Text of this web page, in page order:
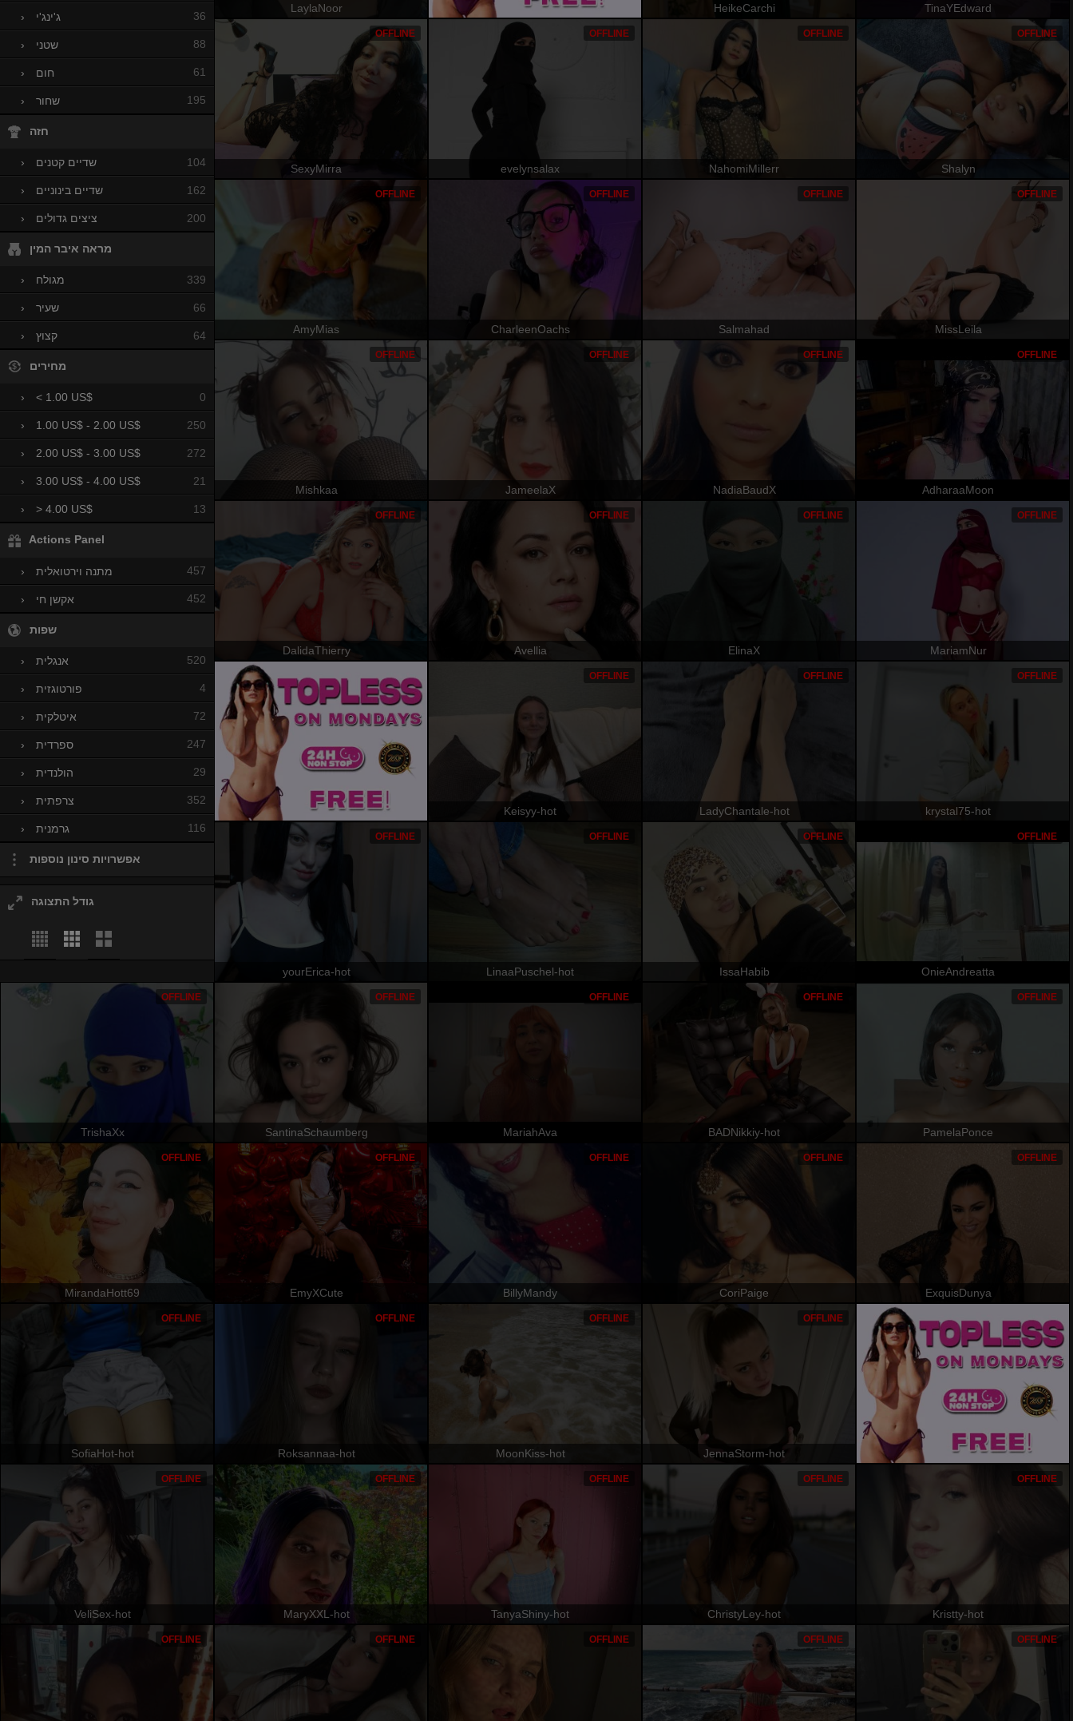
› ג'ינג'י 36
› שטני 88
› חום 61
› שחור 195
חזה
› שדיים קטנים 104
› שדיים בינוניים 162
› ציצים גדולים 200
מראה איבר המין
› מגולח 339
› שעיר 66
› קצוץ 64
מחירים
› < 1.00 US$ 0
› 1.00 US$ - 2.00 US$ 250
› 2.00 US$ - 3.00 US$ 272
› 3.00 US$ - 4.00 US$ 21
› > 4.00 US$ 13
Actions Panel
› מתנה וירטואלית 457
› אקשן חי 452
שפות
› אנגלית 520
› פורטוגזית 4
› איטלקית 72
› ספרדית 247
› הולנדית 29
› צרפתית 352
› גרמנית 116
אפשרויות סינון נוספות
גודל התצוגה
LaylaNoor HeikeCarchi TinaYEdward
SexyMirra
OFFLINE
evelynsalax
OFFLINE
NahomiMillerr
OFFLINE
Shalyn
OFFLINE
AmyMias
OFFLINE
CharleenOachs
OFFLINE
Salmahad
OFFLINE
MissLeila
OFFLINE
Mishkaa
OFFLINE
JameelaX
OFFLINE
NadiaBaudX
OFFLINE
AdharaaMoon
OFFLINE
DalidaThierry
OFFLINE
Avellia
OFFLINE
ElinaX
OFFLINE
MariamNur
OFFLINE
Keisyy-hot
OFFLINE
LadyChantale-hot
OFFLINE
krystal75-hot
OFFLINE
yourErica-hot
OFFLINE
LinaaPuschel-hot
OFFLINE
IssaHabib
OFFLINE
OnieAndreatta
OFFLINE
TrishaXx
OFFLINE
SantinaSchaumberg
OFFLINE
MariahAva
OFFLINE
BADNikkiy-hot
OFFLINE
PamelaPonce
OFFLINE
MirandaHott69
OFFLINE
EmyXCute
OFFLINE
BillyMandy
OFFLINE
CoriPaige
OFFLINE
ExquisDunya
OFFLINE
SofiaHot-hot
OFFLINE
Roksannaa-hot
OFFLINE
MoonKiss-hot
OFFLINE
JennaStorm-hot
OFFLINE
VeliSex-hot
OFFLINE
MaryXXL-hot
OFFLINE
TanyaShiny-hot
OFFLINE
ChristyLey-hot
OFFLINE
Kristty-hot
OFFLINE
OFFLINE OFFLINE OFFLINE OFFLINE OFFLINE